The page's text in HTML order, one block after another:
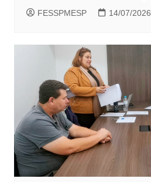
FESSPMESP 14/07/2026